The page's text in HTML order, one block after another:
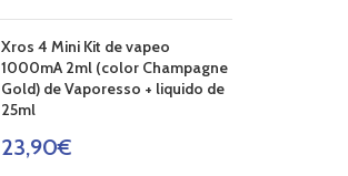
Xros 4 Mini Kit de vapeo
1000mA 2ml (color Champagne
Gold) de Vaporesso + liquido de
25ml
23,90€